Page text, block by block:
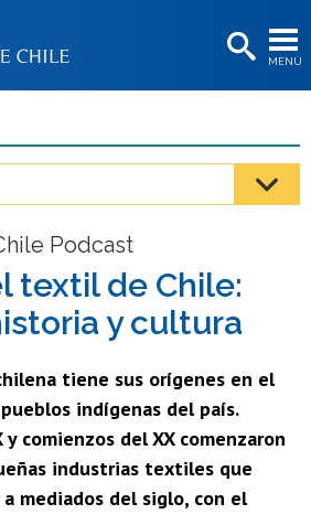
MENÚ
BIBLIOTECAS
Estudiantes
Académicas/os
Funcionarias/os
Egresadas/os
Podcast
textil de Chile:
y cultura
tiene sus orígenes en el
indígenas del país.
comienzos del XX comenzaron
industrias textiles que
mediados del siglo, con el